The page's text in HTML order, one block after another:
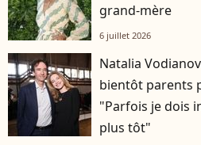
grand-mère
6 juillet 2026
Natalia
bientôt parents
"Parfois je dois
plus tôt"